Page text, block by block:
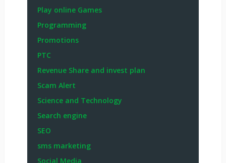
Play online Games
Programming
Promotions
PTC
Revenue Share and invest plan
Scam Alert
Science and Technology
Search engine
SEO
sms marketing
Social Media